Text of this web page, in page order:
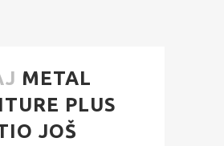
METAL
PLUS
JOŠ